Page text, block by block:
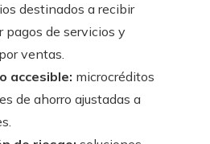
destinados a recibir
pagos de servicios y
ventas.
accesible: microcréditos
de ahorro ajustadas a